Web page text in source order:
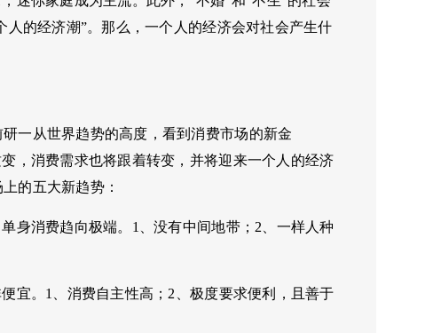
的经济潮”。那么，一个人的经济会对社会产生什
一从世界趋势的高度，看到消费市场的新金
，消费需求也将跟着转变，并将迎来一个人的经济
的五大新趋势：
身消费趋向极端。1、没有中间地带；2、一样人种
宜。1、消费自主性高；2、极度要求便利，且善于